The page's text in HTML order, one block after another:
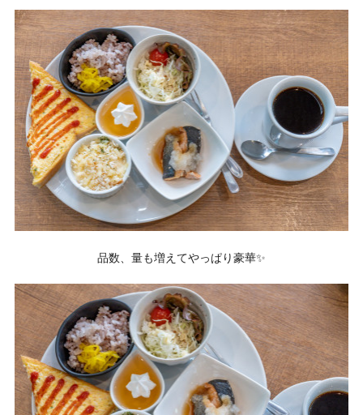
品数、量も増えてやっぱり豪華✨